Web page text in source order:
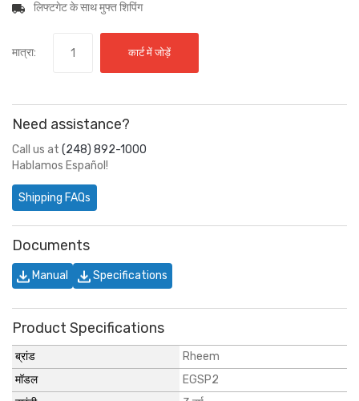
लिफ्टगेट के साथ मुफ्त शिपिंग
मात्रा: कार्ट में जोड़ें
Need assistance?
Call us at (248) 892-1000
Hablamos Español!
Shipping FAQs
Documents
Manual Specifications
Product Specifications
ब्रांड
Rheem
मॉडल
EGSP2